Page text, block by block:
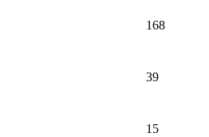
168
39
15